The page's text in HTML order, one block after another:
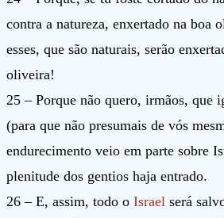
contra a natureza, enxertado na boa
esses, que são naturais, serão
oliveira!
25 – Porque não quero, irmãos, que
(para que não presumais de vós
endurecimento veio em parte sobre
plenitude dos gentios haja entrado.
26 – E, assim, todo o Israel será